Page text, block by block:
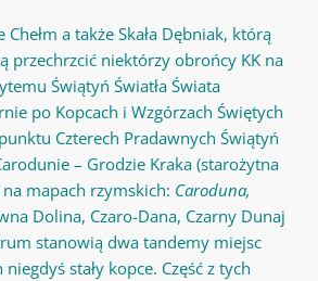
a także Skała Dębniak, którą
przechrzcić niektórzy obrońcy KK na
Świątyń Światła Świata
po Kopcach i Wzgórzach Świętych
Czterech Pradawnych Świątyń
– Grodzie Kraka (starożytna
mapach rzymskich: Caroduna,
Dolina, Czaro-Dana, Czarny Dunaj
stanowią dwa tandemy miejsc
stały kopce. Część z tych